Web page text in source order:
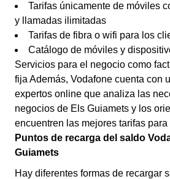
Tarifas únicamente de móviles
y llamadas ilimitadas
Tarifas de fibra o wifi para los
Catálogo de móviles y
Servicios para el negocio como
fija Además, Vodafone cuenta con
expertos online que analiza las
negocios de Els Guiamets y los
encuentren las mejores tarifas para
Puntos de recarga del saldo
Guiamets
Hay diferentes formas de recargar